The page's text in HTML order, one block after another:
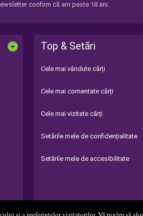
confirm că am peste 18 ani.
- Top & Setări
Cele mai vândute cărți
Cele mai comentate cărți
Cele mai vizitate cărți
Setările mele de confidențialitate
Setările mele de accesibilitate